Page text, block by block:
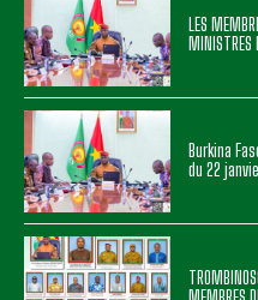
LES
MINISTRES
Burkina
du 22